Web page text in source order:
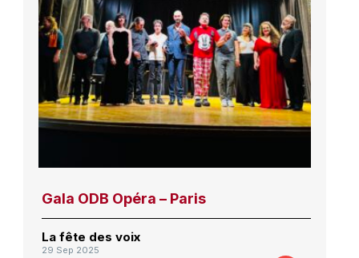
Gala ODB Opéra – Paris
La fête des voix
29 Sep 2025